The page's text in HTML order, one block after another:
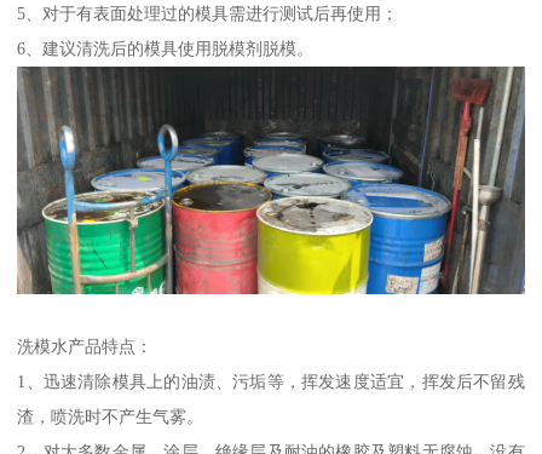
5、对于有表面处理过的模具需进行测试后再使用；
6、建议清洗后的模具使用脱模剂脱模。
洗模水产品特点：
1、迅速清除模具上的油渍、污垢等，挥发速度适宜，挥发后不留残
渣，喷洗时不产生气雾。